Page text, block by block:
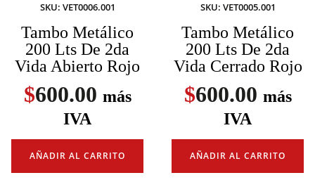
SKU: VET0006.001
Tambo Metálico
200 Lts De 2da
Vida Abierto Rojo
$600.00 más
IVA
AÑADIR AL CARRITO
SKU: VET0005.001
Tambo Metálico
200 Lts De 2da
Vida Cerrado Rojo
$600.00 más
IVA
AÑADIR AL CARRITO